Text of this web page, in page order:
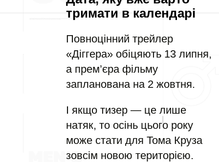
тримати в календарі
Повноцінний трейлер
«Діггера» обіцяють 13 липня,
а прем’єра фільму
запланована на 2 жовтня.
І якщо тизер — це лише
натяк, то осінь цього року
може стати для Тома Круза
зовсім новою територією.